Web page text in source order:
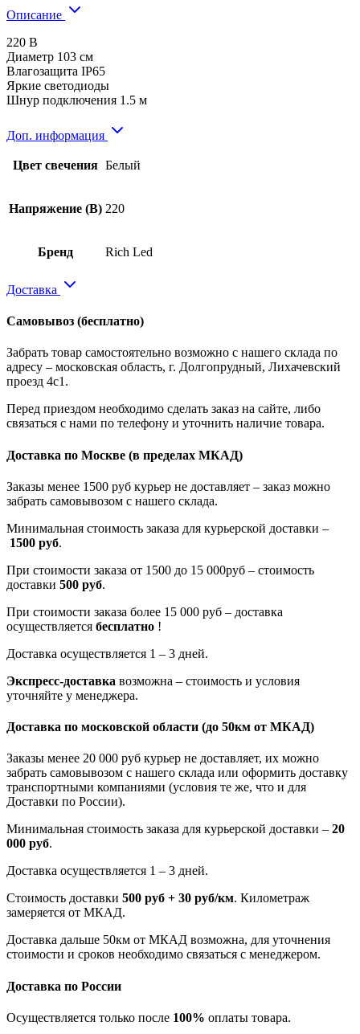
Описание
220 В
Диаметр 103 см
Влагозащита IP65
Яркие светодиоды
Шнур подключения 1.5 м
Доп. информация
Цвет свечения Белый
Напряжение (В) 220
Бренд Rich Led
Доставка
Самовывоз (бесплатно)
Забрать товар самостоятельно возможно с нашего склада по
адресу – московская область, г. Долгопрудный, Лихачевский
проезд 4с1.
Перед приездом необходимо сделать заказ на сайте, либо
связаться с нами по телефону и уточнить наличие товара.
Доставка по Москве (в пределах МКАД)
Заказы менее 1500 руб курьер не доставляет – заказ можно
забрать самовывозом с нашего склада.
Минимальная стоимость заказа для курьерской доставки –
1500 руб.
При стоимости заказа от 1500 до 15 000руб – стоимость
доставки 500 руб.
При стоимости заказа более 15 000 руб – доставка
осуществляется бесплатно !
Доставка осуществляется 1 – 3 дней.
Экспресс-доставка возможна – стоимость и условия
уточняйте у менеджера.
Доставка по московской области (до 50км от МКАД)
Заказы менее 20 000 руб курьер не доставляет, их можно
забрать самовывозом с нашего склада или оформить доставку
транспортными компаниями (условия те же, что и для
Доставки по России).
Минимальная стоимость заказа для курьерской доставки – 20
000 руб.
Доставка осуществляется 1 – 3 дней.
Стоимость доставки 500 руб + 30 руб/км. Километраж
замеряется от МКАД.
Доставка дальше 50км от МКАД возможна, для уточнения
стоимости и сроков необходимо связаться с менеджером.
Доставка по России
Осуществляется только после 100% оплаты товара.